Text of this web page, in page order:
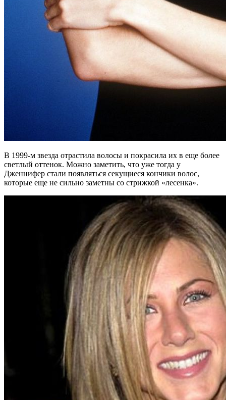
В 1999-м звезда отрастила волосы и покрасила их в еще более
светлый оттенок. Можно заметить, что уже тогда у
Дженнифер стали появляться секущиеся кончики волос,
которые еще не сильно заметны со стрижкой «лесенка».